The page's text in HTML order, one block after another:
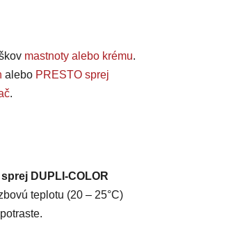
mastnoty alebo krému.
alebo PRESTO sprej
.
sprej DUPLI-COLOR
teplotu (20 – 25°C)